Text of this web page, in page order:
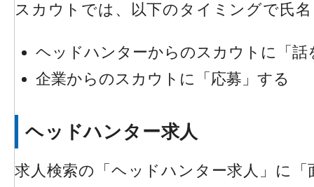
スカウトでは、以下のタイミングで氏
ヘッドハンターからのスカウトに「
企業からのスカウトに「応募」する
ヘッドハンター求人
求人検索の「ヘッドハンター求人」に